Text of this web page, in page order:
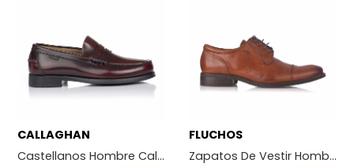
CALLAGHAN
Castellanos Hombre Callaghan 16100 Burdeos
FLUCHOS
Zapatos De Vestir Hombre